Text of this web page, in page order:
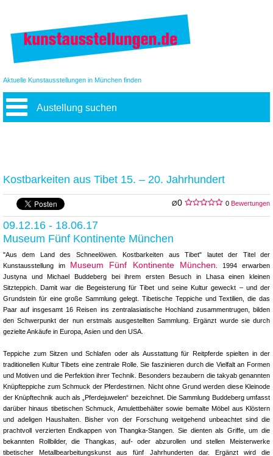
Aktuelle Kunstausstellungen in München finden
Austellung suchen
Kostbarkeiten aus Tibet 15. – 20. Jahrhundert
Ø0 0 Bewertungen
09.12.16 - 18.06.17
Museum Fünf Kontinente München
"Aus dem Land des Schneelöwen. Kostbarkeiten aus Tibet" lautet der Titel der
Kunstausstellung im
Museum Fünf Kontinente München . 1994 erwarben
Justyna und Michael Buddeberg bei ihrem ersten Besuch in Lhasa einen kleinen
Sitzteppich. Damit war die Begeisterung für Tibet und seine Kultur geweckt – und der
Grundstein für eine große Sammlung gelegt. Tibetische Teppiche und Textilien, die das
Paar auf insgesamt 16 Reisen ins zentralasiatische Hochland zusammentrugen, bilden
den Schwerpunkt der nun erstmals ausgestellten Sammlung. Ergänzt wurde sie durch
gezielte Ankäufe in Europa, Asien und den USA.
Teppiche zum Sitzen und Schlafen oder als Ausstattung für Reitpferde spielten in der
traditionellen Kultur Tibets eine zentrale Rolle. Sie faszinieren durch die Vielfalt an Formen
und Motiven und die Perfektion ihrer Technik. Besonders bezaubern die takyab genannten
Knüpfteppiche zum Schmuck der Pferdestirnen. Nicht ohne Grund werden diese Kleinode
der Knüpftechnik auch als „Pferdejuwelen“ bezeichnet. Die Sammlung Buddeberg umfasst
darüber hinaus tibetischen Schmuck, Amulettbehälter sowie bemalte Möbel aus Klöstern
und adeligen Haushalten. Bisher von der Forschung weitgehend unbeachtet sind die
prachtvoll verzierten Endkappen von Thangka-Stangen. Sie dienten als Griffe, um die
bekannten Rollbilder, die Thangkas, auf- oder abzurollen und stellen Meisterwerke
tibetischer Metallbearbeitungskunst aus fünf Jahrhunderten dar. Ergänzt wird die